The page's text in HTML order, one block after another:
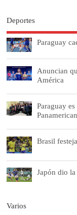
Deportes
Paraguay
Anuncian
América
Paraguay
Brasil
Japón dio
Varios